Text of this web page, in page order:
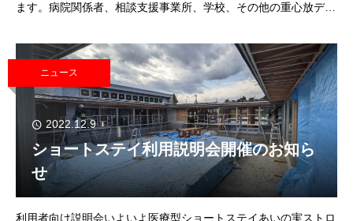
ます。病院関係者、相談支援事業所、学校、その他の重心放デイ
方たちでも参加可能です。日時
ニュース
2022.12.9
ショートステイ利用説明会開催のお知ら
せ
利用者向け説明会いよいよ医療型ショートステイあいの実ストロ